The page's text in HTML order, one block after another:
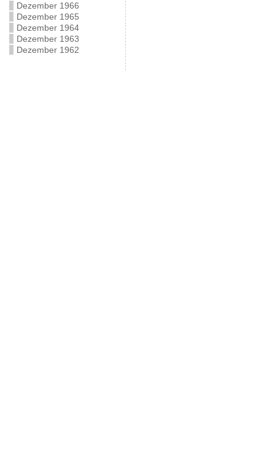
Dezember 1966
Dezember 1965
Dezember 1964
Dezember 1963
Dezember 1962